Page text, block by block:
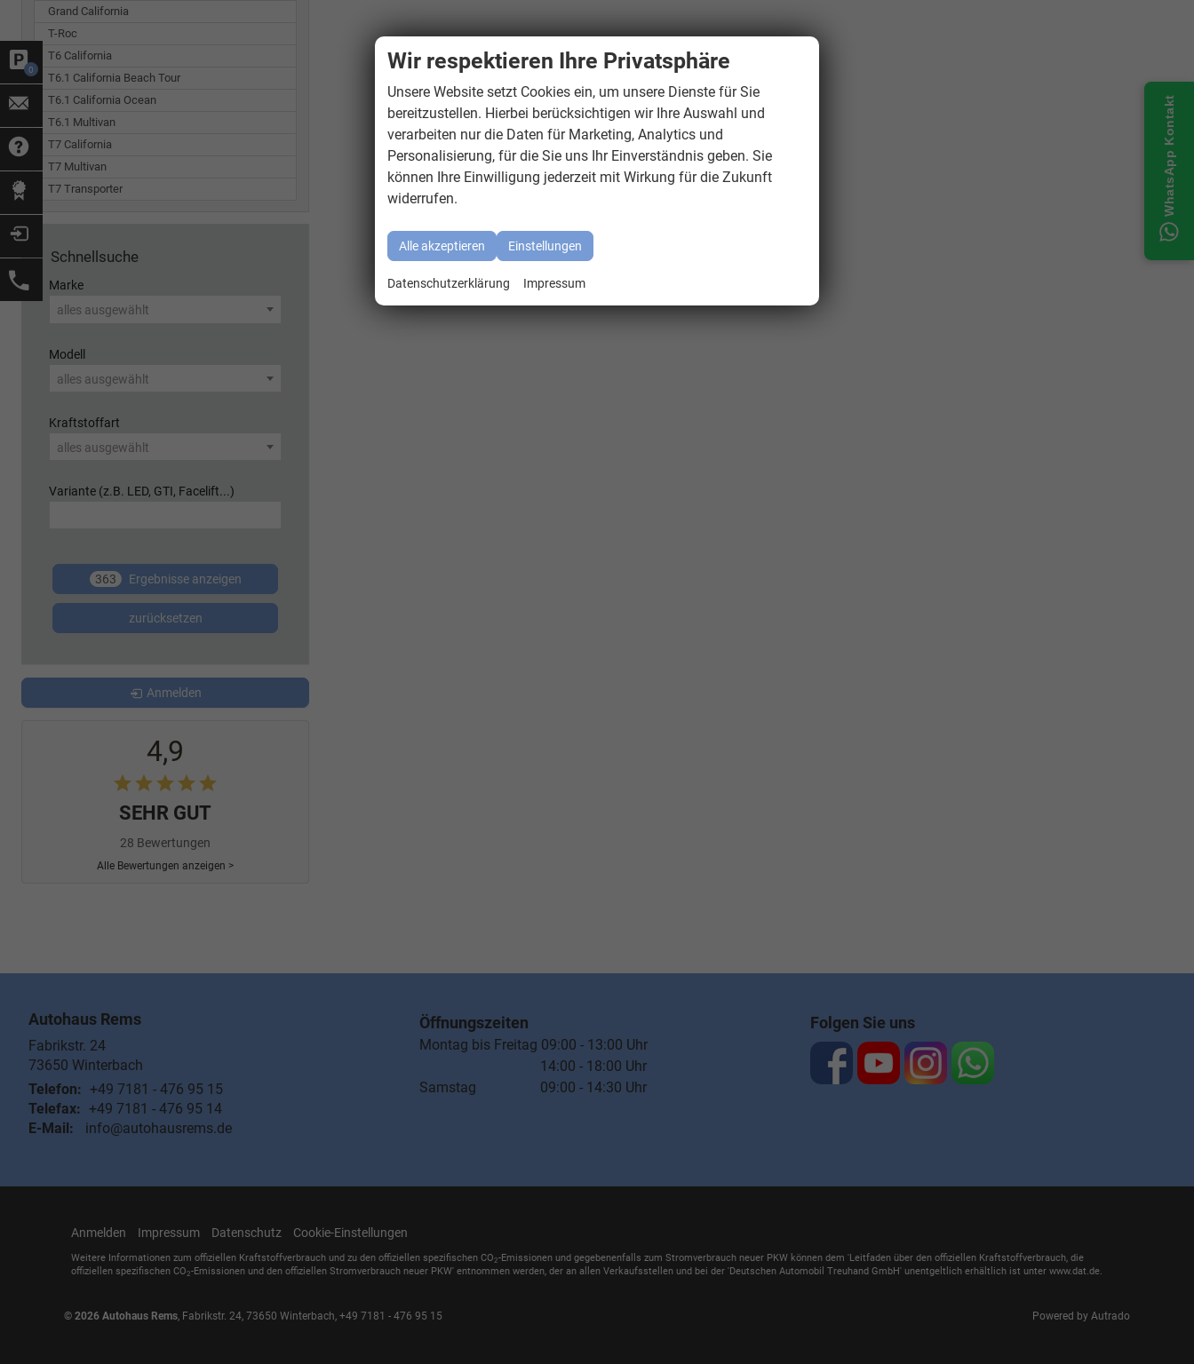
0
Grand California
T-Roc
T6 California
T6.1 California Beach Tour
T6.1 California Ocean
T6.1 Multivan
T7 California
T7 Multivan
T7 Transporter
Schnellsuche
Marke
alles ausgewählt
Modell
alles ausgewählt
Kraftstoffart
alles ausgewählt
Variante (z.B. LED, GTI, Facelift...)
363 Ergebnisse anzeigen
zurücksetzen
Anmelden
4,9
SEHR GUT
28 Bewertungen
Alle Bewertungen anzeigen >
Autohaus Rems
Fabrikstr. 24
73650 Winterbach
Telefon: +49 7181 - 476 95 15
Telefax: +49 7181 - 476 95 14
E-Mail:
info@autohausrems.de
Öffnungszeiten
Montag bis Freitag 09:00 - 13:00 Uhr
14:00 - 18:00 Uhr
Samstag 09:00 - 14:30 Uhr
Folgen Sie uns
Anmelden Impressum Datenschutz Cookie-Einstellungen
Weitere Informationen zum offiziellen Kraftstoffverbrauch und zu den offiziellen spezifischen CO2-Emissionen und gegebenenfalls zum Stromverbrauch neuer PKW können dem 'Leitfaden über den offiziellen Kraftstoffverbrauch, die
offiziellen spezifischen CO2-Emissionen und den offiziellen Stromverbrauch neuer PKW' entnommen werden, der an allen Verkaufsstellen und bei der 'Deutschen Automobil Treuhand GmbH' unentgeltlich erhältlich ist unter www.dat.de.
© 2026 Autohaus Rems Fabrikstr. 24 73650 Winterbach, +49 7181 - 476 95 15 Powered by Autrado
WhatsApp Kontakt
Wir respektieren Ihre Privatsphäre
Unsere Website setzt Cookies ein, um unsere Dienste für Sie
bereitzustellen. Hierbei berücksichtigen wir Ihre Auswahl und
verarbeiten nur die Daten für Marketing, Analytics und
Personalisierung, für die Sie uns Ihr Einverständnis geben. Sie
können Ihre Einwilligung jederzeit mit Wirkung für die Zukunft
widerrufen.
Alle akzeptieren Einstellungen
Datenschutzerklärung Impressum